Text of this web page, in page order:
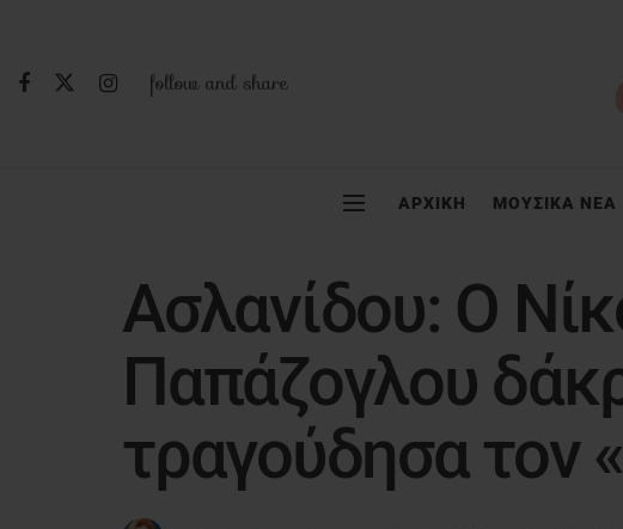
follow and share
ΑΡΧΙΚΗ ΜΟΥΣΙΚΑ ΝΕΑ
Ασλανίδου: Ο
Παπάζογλου
τραγούδησα τον